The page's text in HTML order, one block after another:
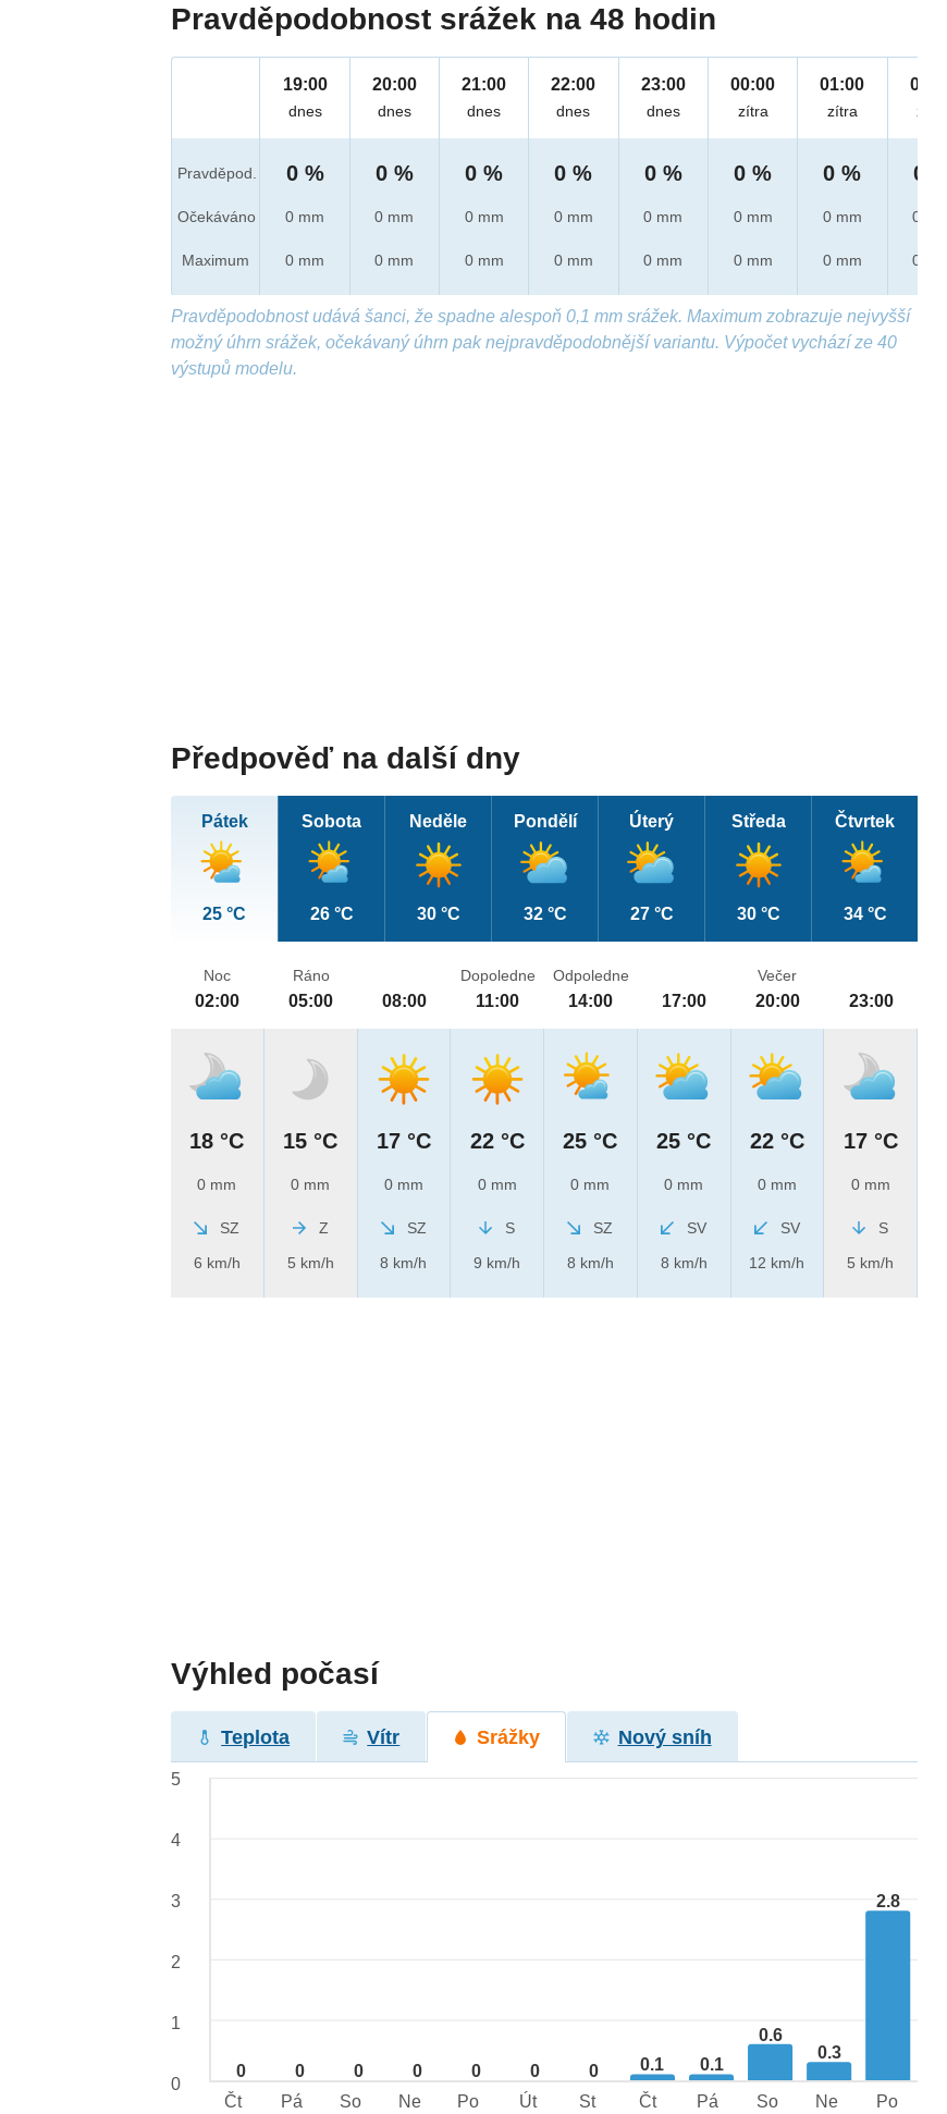
Pravděpodobnost srážek na 48 hodin
Pravděpod.
Očekáváno
Maximum
19:00
dnes
0 %
0 mm
0 mm
20:00
dnes
0 %
0 mm
0 mm
21:00
dnes
0 %
0 mm
0 mm
22:00
dnes
0 %
0 mm
0 mm
23:00
dnes
0 %
0 mm
0 mm
00:00
zítra
0 %
0 mm
0 mm
01:00
zítra
0 %
0 mm
0 mm
02:00
zítra
0 %
0 mm
0 mm
Pravděpodobnost udává šanci, že spadne alespoň 0,1 mm srážek. Maximum zobrazuje nejvyšší
možný úhrn srážek, očekávaný úhrn pak nejpravděpodobnější variantu. Výpočet vychází ze 40
výstupů modelu.
Předpověď na další dny
Pátek
25 °C
Sobota
26 °C
Neděle
30 °C
Pondělí
32 °C
Úterý
27 °C
Středa
30 °C
Čtvrtek
34 °C
Noc
02:00
18 °C
0 mm
SZ
6 km/h
Ráno
05:00
15 °C
0 mm
Z
5 km/h
08:00
17 °C
0 mm
SZ
8 km/h
Dopoledne
11:00
22 °C
0 mm
S
9 km/h
Odpoledne
14:00
25 °C
0 mm
SZ
8 km/h
17:00
25 °C
0 mm
SV
8 km/h
Večer
20:00
22 °C
0 mm
SV
12 km/h
23:00
17 °C
0 mm
S
5 km/h
Výhled počasí
Teplota Vítr Srážky Nový sníh
0 0 0 0 0 0 0 0.1 0.1
0.6
0.3
2.8
5
4
3
2
1
0
Čt
Pá So Ne Po Út St Čt Pá So Ne Po